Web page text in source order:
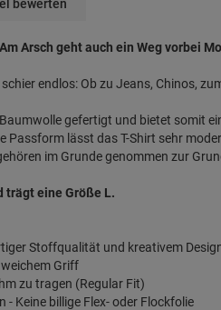
bewerten
Arsch geht auch ein Weg vorbei
endlos: Ob zu Jeans, Chinos,
gefertigt und bietet somit
Passform lässt das T-Shirt sehr
im Grunde genommen zur
trägt eine Größe L.
Stoffqualität und kreativem
Griff
zu tragen (Regular Fit)
Keine billige Flex- oder Flockfolie